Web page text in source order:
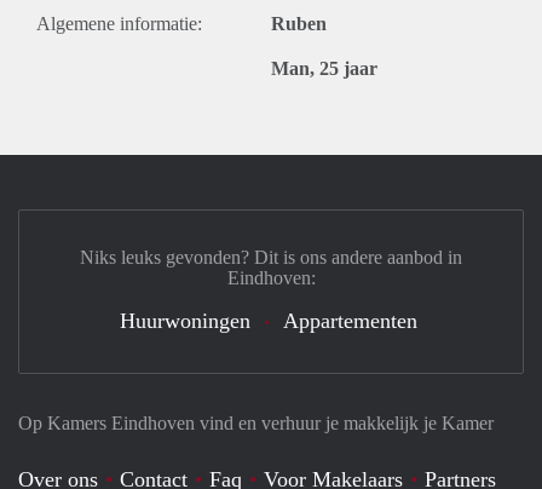
Algemene informatie: Ruben
Man, 25 jaar
Op Kamers Eindhoven vind en verhuur je makkelijk je Kamer
Over ons Contact Faq Voor Makelaars Partners
Niks leuks gevonden? Dit is ons andere aanbod in
Eindhoven:
Huurwoningen Appartementen